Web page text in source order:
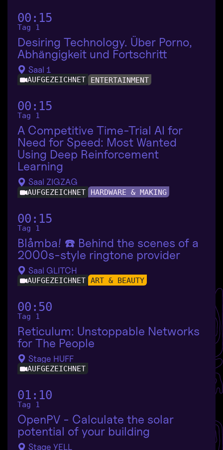
00:15
Tag 1
Desiring Technology. Über Porno,
Abhängigkeit und Fortschritt
Saal 1
AUFGEZEICHNET ENTERTAINMENT
00:15
Tag 1
A Competitive Time-Trial AI for
Need for Speed: Most Wanted
Using Deep Reinforcement
Learning
Saal ZIGZAG
AUFGEZEICHNET HARDWARE & MAKING
00:15
Tag 1
Blåmba! ☎️ Behind the scenes of a
2000s-style ringtone provider
Saal GLITCH
AUFGEZEICHNET ART & BEAUTY
00:50
Tag 1
Reticulum: Unstoppable Networks
for The People
Stage HUFF
AUFGEZEICHNET
01:10
Tag 1
OpenPV - Calculate the solar
potential of your building
Stage YELL